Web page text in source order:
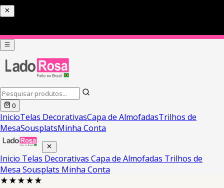
0
InicioTelas DecorativasCapa de AlmofadasTrilhos de
MesaSousplatsMinha Conta
Inicio Telas Decorativas Capa de Almofadas Trilhos de
Mesa Sousplats Minha Conta
★★★★★